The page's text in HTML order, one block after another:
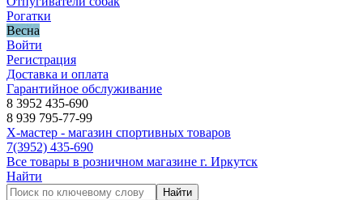
Рогатки
Весна
Войти
Регистрация
Доставка и оплата
Гарантийное обслуживание
8 3952 435-690
8 939 795-77-99
Х-мастер - магазин спортивных товаров
7(3952) 435-690
Все товары в розничном магазине г. Иркутск
Найти
Найти